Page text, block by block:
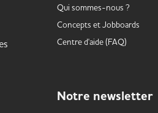
Qui sommes-nous ?
Concepts etJobboards
Centre d'aide (FAQ)
Notre newsletter